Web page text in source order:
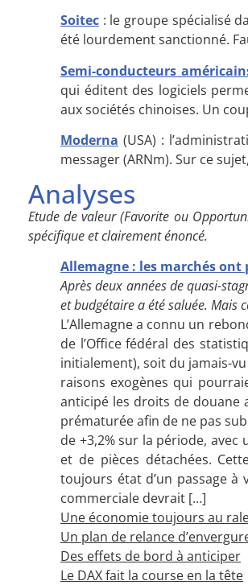
Soitec : le groupe spécialisé
été lourdement sanctionné.
Semi-conducteurs
qui éditent des logiciels
aux sociétés chinoises. Un
Moderna (USA) :
messager (ARNm). Sur ce
Analyses
Etude de valeur (Favorite ou
spécifique et clairement énoncé.
Allemagne : les marchés ont
Après deux années de quasi-
et budgétaire a été saluée. Mais
L’Allemagne a connu un
de l’Office fédéral des
initialement), soit du jamais-
raisons exogènes qui
anticipé les droits de douane
prématurée afin de ne pas
de +3,2% sur la période,
et de pièces détachées.
toujours état d’un passage à
commerciale devrait […]
Une économie toujours au
Un plan de relance
Des effets de bord à anticiper
Le DAX fait la course en la tête